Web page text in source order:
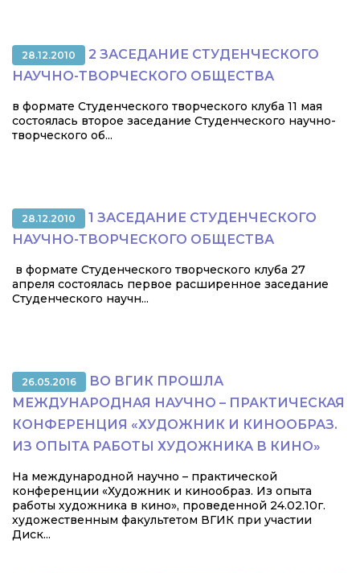
28.12.2010
2 ЗАСЕДАНИЕ СТУДЕНЧЕСКОГО
НАУЧНО-ТВОРЧЕСКОГО ОБЩЕСТВА
в формате Студенческого творческого клуба 11 мая
состоялась второе заседание Студенческого научно-
творческого об...
28.12.2010
1 ЗАСЕДАНИЕ СТУДЕНЧЕСКОГО
НАУЧНО-ТВОРЧЕСКОГО ОБЩЕСТВА
в формате Студенческого творческого клуба 27
апреля состоялась первое расширенное заседание
Студенческого научн...
26.05.2016
ВО ВГИК ПРОШЛА
МЕЖДУНАРОДНАЯ НАУЧНО – ПРАКТИЧЕСКАЯ
КОНФЕРЕНЦИЯ «ХУДОЖНИК И КИНООБРАЗ.
ИЗ ОПЫТА РАБОТЫ ХУДОЖНИКА В КИНО»
На международной научно – практической
конференции «Художник и кинообраз. Из опыта
работы художника в кино», проведенной 24.02.10г.
художественным факультетом ВГИК при участии
Диск...